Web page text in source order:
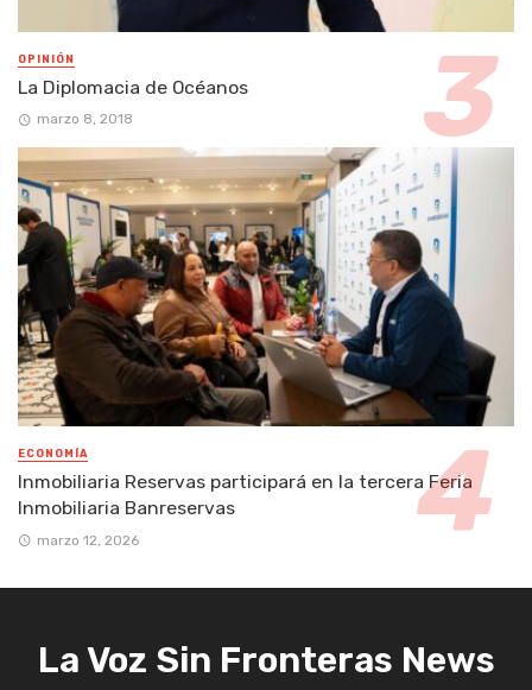
OPINIÓN
La Diplomacia de Océanos
marzo 8, 2018
ECONOMÍA
Inmobiliaria Reservas participará en la tercera Feria
Inmobiliaria Banreservas
marzo 12, 2026
La Voz Sin Fronteras News